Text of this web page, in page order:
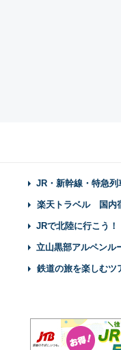
JR・新幹線・特急
楽天トラベル 国内
JRで北陸に行こう！
立山黒部アルペンル
鉄道の旅を楽しむツ